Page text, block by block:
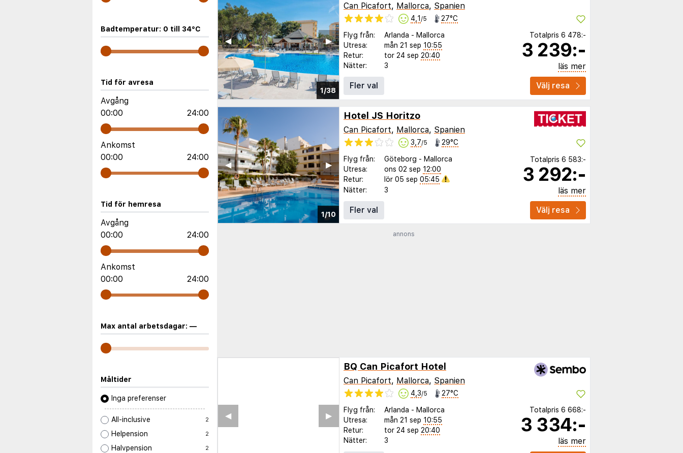
Badtemperatur: 0 till 34°C
Tid för avresa
Avgång
00:00
24:00
Ankomst
00:00
24:00
Tid för hemresa
Avgång
00:00
24:00
Ankomst
00:00
24:00
Max antal arbetsdagar: —
Måltider
Inga preferenser
All-inclusive 2
Helpension 2
Halvpension 2
1/38
▶︎
◀︎
Can Picafort, Mallorca, Spanien
4,1 /5 27°C
Flyg från: Arlanda - Mallorca
Utresa:
mån 21 sep 10:55
Retur:
tor 24 sep 20:40
Nätter:
3
Totalpris 6 478:-
3 239:-
läs mer
Fler val
Välj resa
1/10
▶︎
◀︎
Hotel JS Horitzo
Can Picafort, Mallorca, Spanien
3,7/5 29°C
Flyg från: Göteborg - Mallorca
Utresa:
ons 02 sep 12:00
Retur:
lör 05 sep 05:45
Nätter:
3
Totalpris 6 583:-
3 292:-
läs mer
Fler val
Välj resa
annons
BQ Can Picafort Hotel
Can Picafort, Mallorca, Spanien
4,3/5 27°C
Flyg från: Arlanda - Mallorca
Utresa:
mån 21 sep 10:55
Retur:
tor 24 sep 20:40
Nätter:
3
Totalpris 6 668:-
3 334:-
läs mer